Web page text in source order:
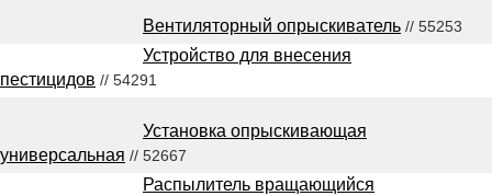
Вентиляторный опрыскиватель // 55253
Устройство для внесения
пестицидов // 54291
Установка опрыскивающая
универсальная // 52667
Распылитель вращающийся